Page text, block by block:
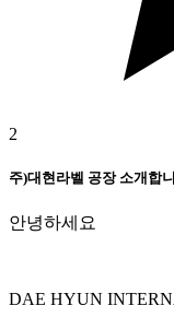
2
주)대현라벨 공장 소개합
안녕하세요
DAE HYUN